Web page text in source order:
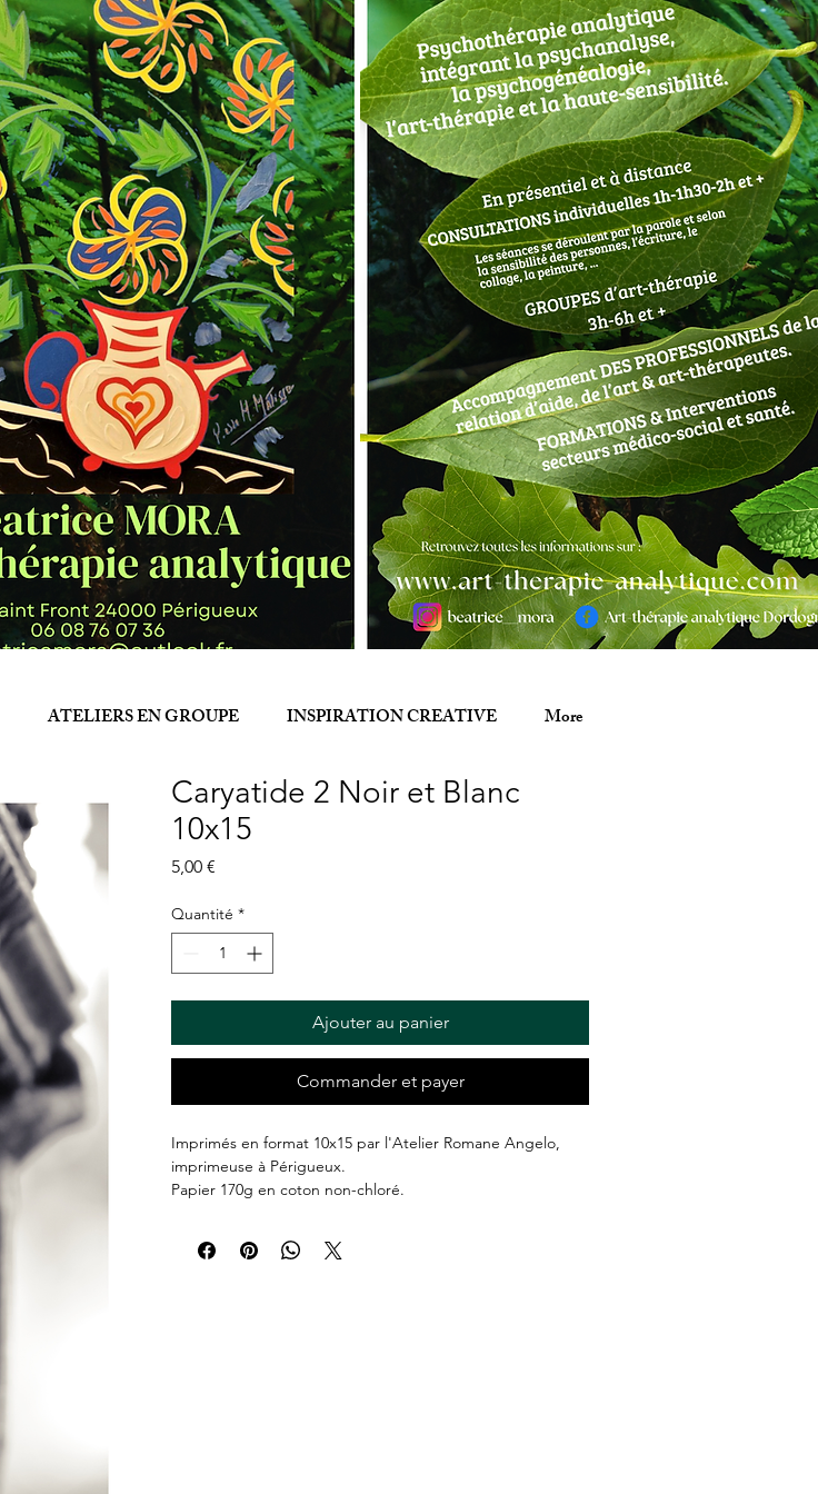
Caryatide 2 Noir et Blanc
10x15
5,00 €
Quantité *
Ajouter au panier
Commander et payer
Imprimés en format 10x15 par l'Atelier Romane Angelo,
imprimeuse à Périgueux.
Papier 170g en coton non-chloré.
Livraison par courrier postal ou remise en main propre à
Périgueux.
ATELIERS EN GROUPE INSPIRATION CREATIVE More